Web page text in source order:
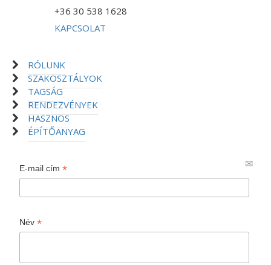
+36 30 538 1628
KAPCSOLAT
RÓLUNK
SZAKOSZTÁLYOK
TAGSÁG
RENDEZVÉNYEK
HASZNOS
ÉPÍTŐANYAG
E-mail cím*
Név*